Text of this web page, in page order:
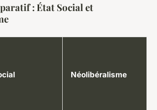
: État Social et
Néolibéralisme